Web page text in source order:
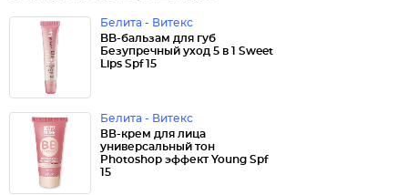
Белита - Витекс
BB-бальзам для губ
Безупречный уход 5 в 1 Sweet
Lips Spf 15
Белита - Витекс
ВВ-крем для лица
универсальный тон
Photoshop эффект Young Spf
15